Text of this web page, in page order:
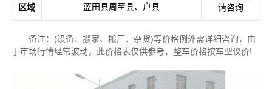
区域
蓝田县周至县、户县
请咨询
备注：(设备、搬家、搬厂、杂货)等价格例外需详细咨询，由
于市场行情经常波动，此价格表仅供参考，整车价格按车型议价!